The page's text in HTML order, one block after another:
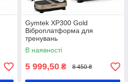
Gymtek XP300 Gold
Віброплатформа для
тренувань
В наявності
5 999,50 ₴ 8 450 ₴